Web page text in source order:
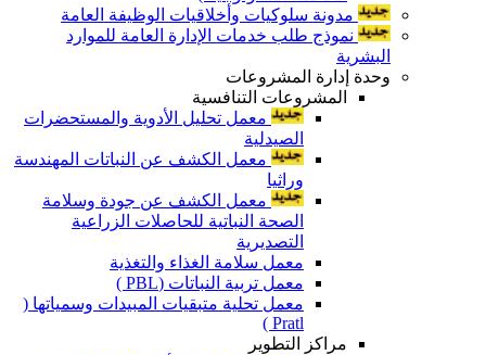
مدونة سلوكيات وأخلاقيات الوظيفة العامة
نموذج طلب خدمات الإدارة العامة للموارد
البشرية
وحدة إدارة المشروعات
المشروعات التنافسية
معمل تحليل الأدوية والمستحضرات
الصيدلية
معمل الكشف عن النباتات المهندسة
وراثيا
معمل الكشف عن جودة وسلامة
الصحة النباتية للحاصلات الزراعية
التصديرية
معمل سلامة الغذاء والتغذية
معمل تربية النباتات (PBL )
معمل تحلية متبقيات المبيدات وسمياتها (
Pratl )
مراكز التطوير